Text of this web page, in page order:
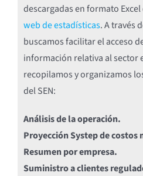
descargadas en formato
web de estadísticas. A través
buscamos facilitar el acceso
información relativa al sector
recopilamos y organizamos
del SEN:
Análisis de la operación.
Proyección Systep de costos
Resumen por empresa.
Suministro a clientes